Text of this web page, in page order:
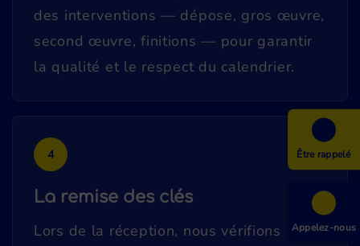
des interventions — dépose, gros œuvre,
second œuvre, finitions — pour garantir
la qualité et le respect du calendrier.
4
La remise des clés
Lors de la réception, nous vérifions
Être rappelé
Appelez-nous